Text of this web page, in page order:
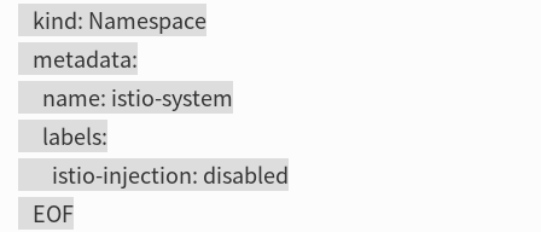
kind: Namespace
metadata:
name: istio-system
labels:
istio-injection: disabled
EOF